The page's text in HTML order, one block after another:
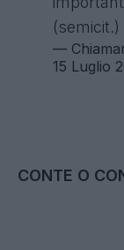
(semicit.)
—
15 Luglio
CONTE O